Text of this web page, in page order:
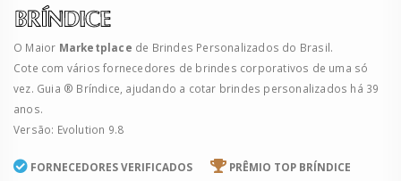
O Maior Marketplace de Brindes Personalizados do Brasil.
Cote com vários fornecedores de brindes corporativos de uma só
vez. Guia ® Bríndice, ajudando a cotar brindes personalizados há 39
anos.
Versão: Evolution 9.8
FORNECEDORES VERIFICADOS PRÊMIO TOP BRÍNDICE